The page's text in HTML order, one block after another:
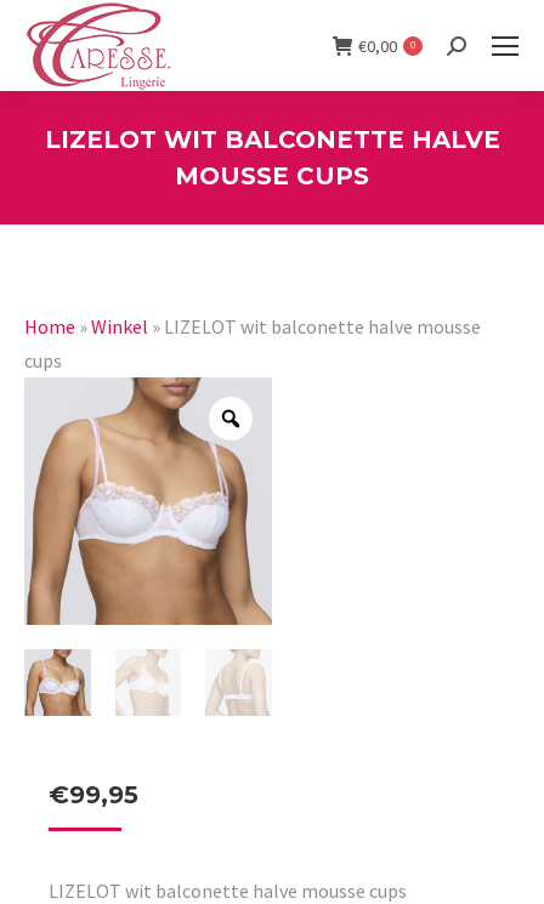
€0,00 0 Search:
LIZELOT WIT BALCONETTE HALVE
MOUSSE CUPS
Home »Winkel » LIZELOT wit balconette halve mousse
cups
€99,95
LIZELOT wit balconette halve mousse cups